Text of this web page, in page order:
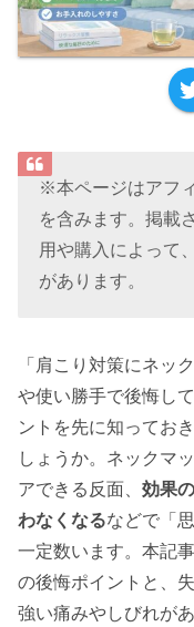
※本ページはアフ
を含みます。掲載
用や購入によって
があります。
「肩こり対策にネッ
や使い勝手で後悔し
ントを先に知ってお
しょうか。ネックマ
アできる反面、 効果
わなくなるなどで「
一定数います。本記
の後悔ポイントと、
強い痛みやしびれが